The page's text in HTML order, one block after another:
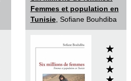
Femmes et population en
Tunisie, Sofiane Bouhdiba